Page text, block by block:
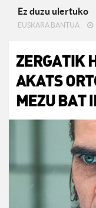
Ez duzu ulertuko
EUSKARA BANTUA